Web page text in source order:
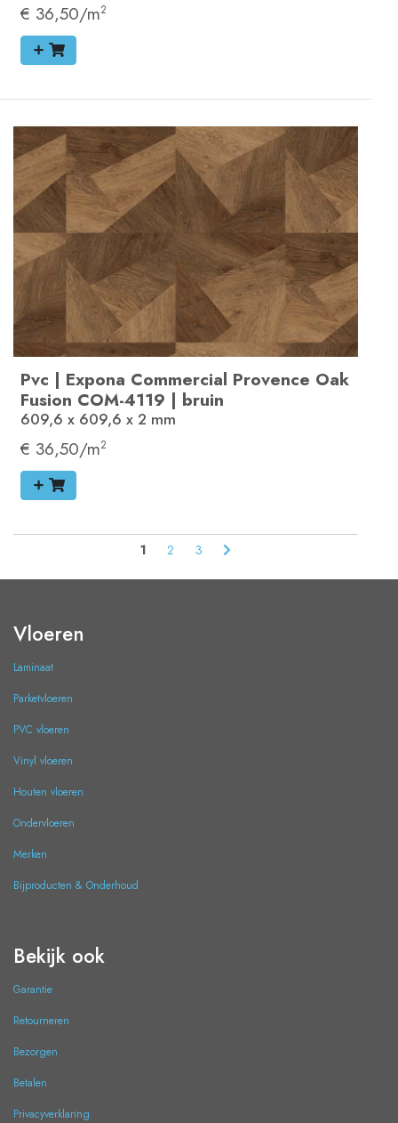
€ 36,50/m2
Pvc | Expona Commercial Provence Oak
Fusion COM-4119 | bruin
609,6 x 609,6 x 2 mm
€ 36,50/m2
1 2 3
Vloeren
Laminaat
Parketvloeren
PVC vloeren
Vinyl vloeren
Houten vloeren
Ondervloeren
Merken
Bijproducten & Onderhoud
Bekijk ook
Garantie
Retourneren
Bezorgen
Betalen
Privacyverklaring